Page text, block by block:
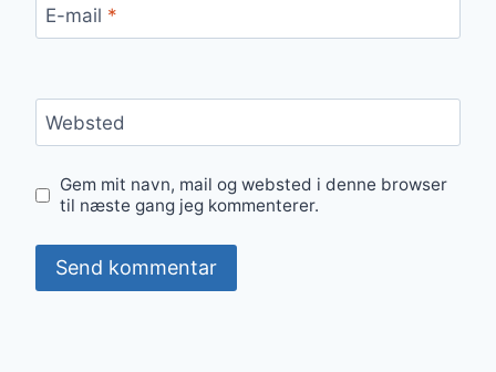
E-mail *
Websted
Gem mit navn, mail og websted i denne browser
til næste gang jeg kommenterer.